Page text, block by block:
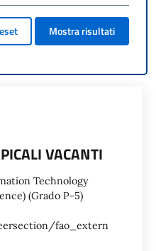
Mostra risultati
VACANTI
Technology
(Grado P-5)
fao_extern